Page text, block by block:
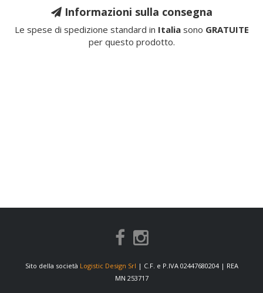
Informazioni sulla consegna
Le spese di spedizione standard in Italiasono GRATUITE
per questo prodotto.
Sito della società Logistic Design Srl | C.F. e P.IVA 02447680204 | REA
MN 253717